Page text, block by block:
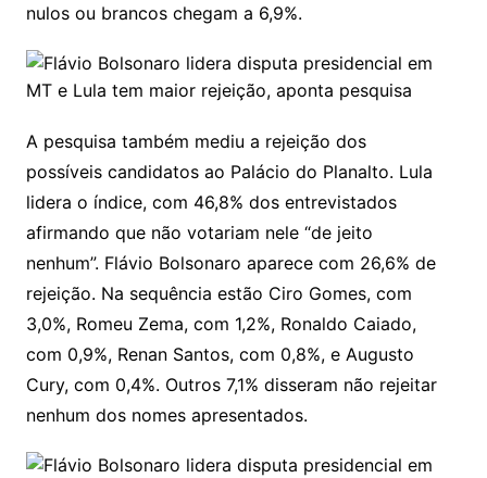
nulos ou brancos chegam a 6,9%.
A pesquisa também mediu a rejeição dos
possíveis candidatos ao Palácio do Planalto. Lula
lidera o índice, com 46,8% dos entrevistados
afirmando que não votariam nele “de jeito
nenhum”. Flávio Bolsonaro aparece com 26,6% de
rejeição. Na sequência estão Ciro Gomes, com
3,0%, Romeu Zema, com 1,2%, Ronaldo Caiado,
com 0,9%, Renan Santos, com 0,8%, e Augusto
Cury, com 0,4%. Outros 7,1% disseram não rejeitar
nenhum dos nomes apresentados.